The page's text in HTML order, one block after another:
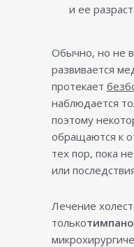
и ее
Обычно, но не
развивается
протекает
наблюдается
поэтому
обращаются к
тех пор, пока
или
Лечение
только